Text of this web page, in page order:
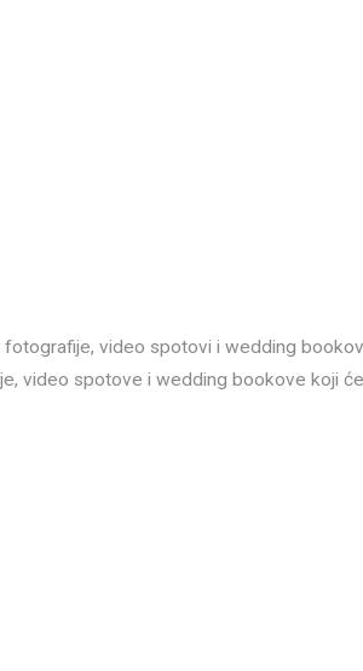
video spotovi i wedding
video spotove i wedding bookove koji